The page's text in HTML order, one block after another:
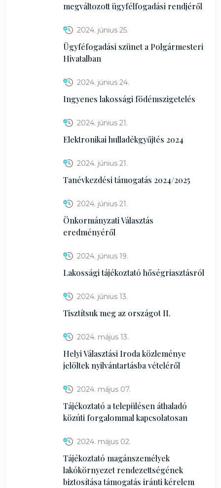
megváltozott ügyfélfogadási rendjéről
2024. június 25.
Ügyféfogadási szünet a Polgármesteri
Hivatalban
2024. június 24.
Ingyenes lakossági födémszigetelés
2024. június 21.
Elektronikai hulladékgyűjtés 2024
2024. június 21.
Tanévkezdési támogatás 2024/2025
2024. június 21.
Önkormányzati Választás
eredményéről
2024. június 19.
Lakossági tájékoztató hőségriasztásról
2024. június 13.
Tisztítsuk meg az országot II.
2024. május 13.
Helyi Választási Iroda közleménye
jelöltek nyilvántartásba vételéről
2024. május 07.
Tájékoztató a településen áthaladó
közúti forgalommal kapcsolatosan
2024. május 02.
Tájékoztató magánszemélyek
lakókörnyezet rendezettségének
biztosítása támogatás iránti kérelem